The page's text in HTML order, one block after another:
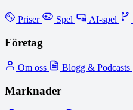
Priser Spel AI-spel
Företag
Om oss Blogg & Podcasts
Marknader